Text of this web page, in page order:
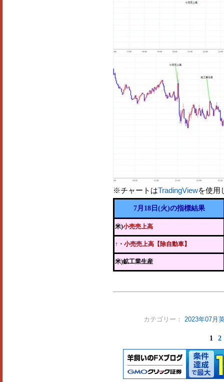
※チャートはTradingViewを使用
7月18日(火)の指標結果
米)小売売上高
↑・ 小売売上高【除自動車】
米)鉱工業生産
カテゴリー： 2023年07月
1 2